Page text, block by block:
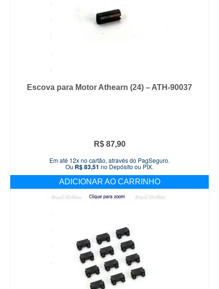
Escova para Motor Athearn (24) – ATH-90037
R$87,90
Em até 12x no cartão, através do PagSeguro.
Ou R$83,51 no Depósito ou PIX.
ADICIONAR AO CARRINHO